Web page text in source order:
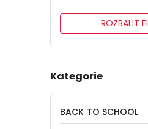
ROZBALIT
Kategorie
BACK TO SCHOOL